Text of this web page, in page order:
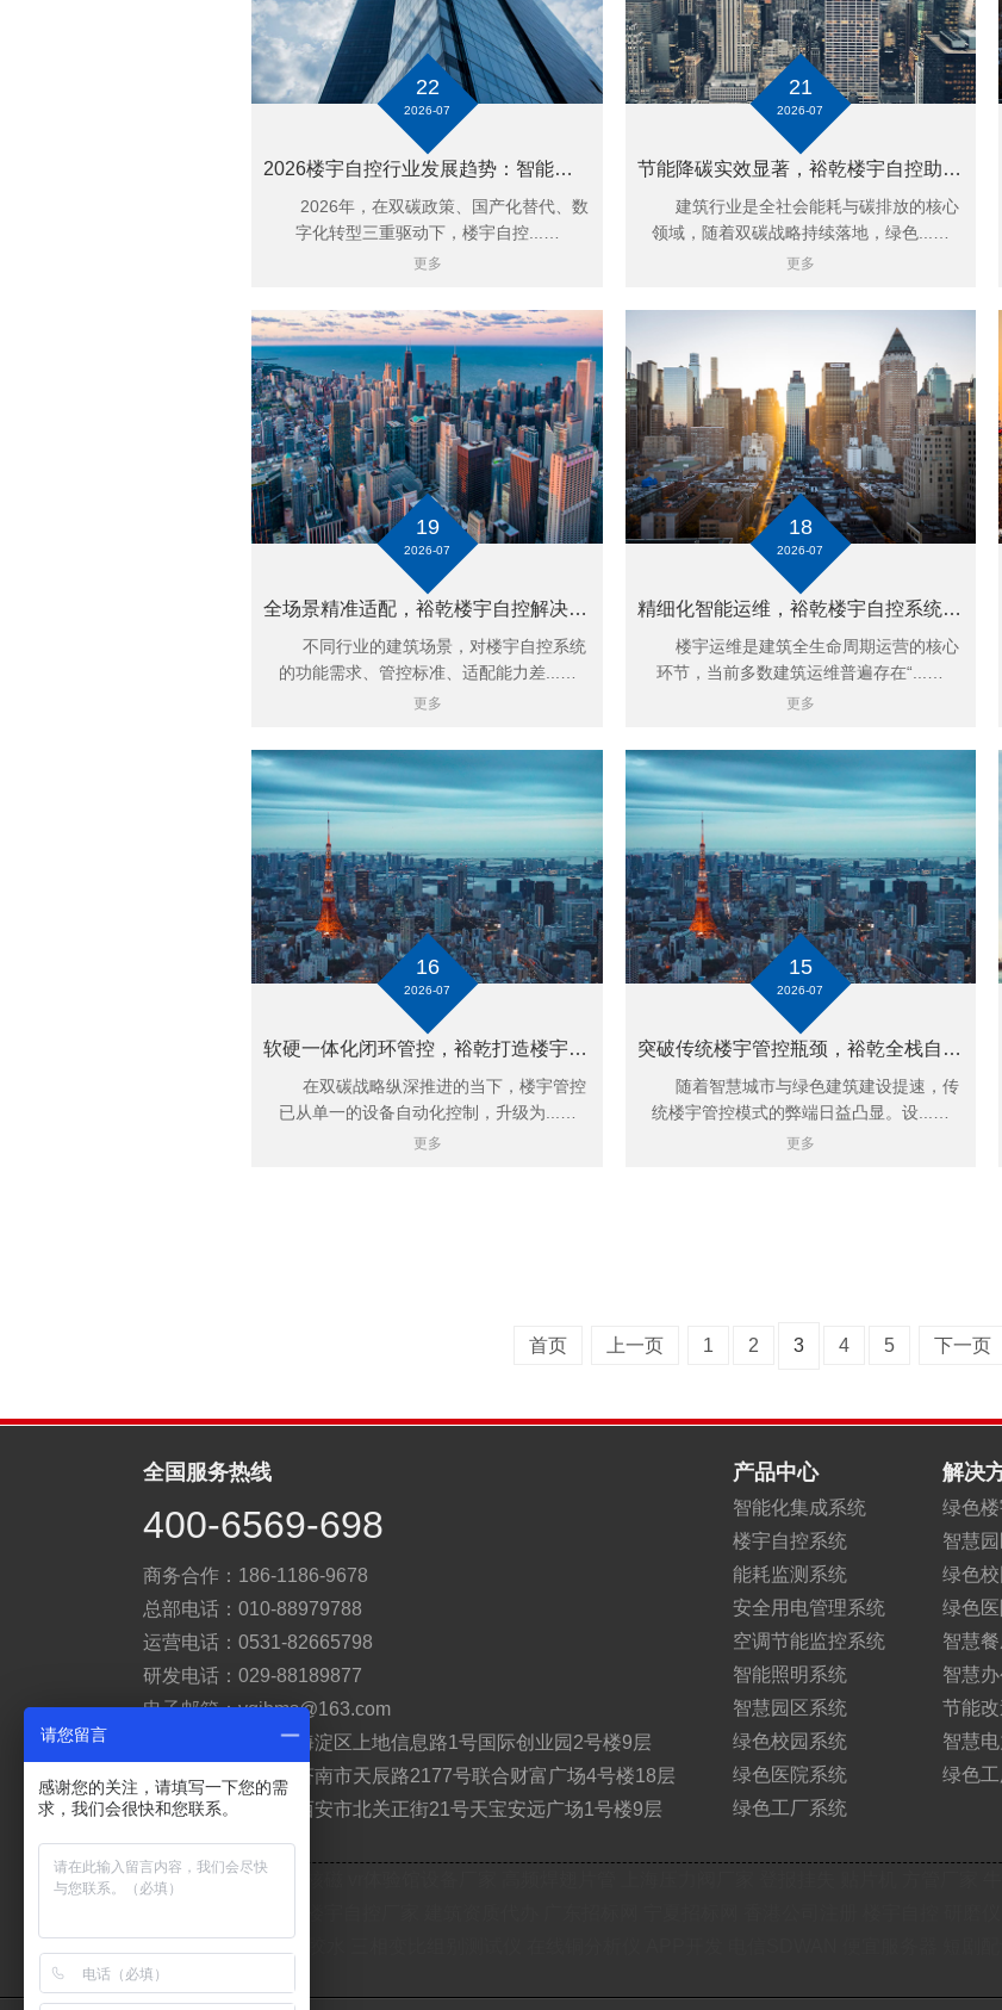
2026楼宇自控行业发展趋势：智能化深度迭代，裕乾引领行业高质量发展
2026年，在双碳政策、国产化替代、数
字化转型三重驱动下，楼宇自控...…
更多
22
2026-07
节能降碳实效显著，裕乾楼宇自控助力建筑绿色低碳转型
建筑行业是全社会能耗与碳排放的核心
领域，随着双碳战略持续落地，绿色...…
更多
21
2026-07
全场景精准适配，裕乾楼宇自控解决方案赋能多行业智慧升级
不同行业的建筑场景，对楼宇自控系统
的功能需求、管控标准、适配能力差...…
更多
19
2026-07
精细化智能运维，裕乾楼宇自控系统破解楼宇运维效率难题
楼宇运维是建筑全生命周期运营的核心
环节，当前多数建筑运维普遍存在“...…
更多
18
2026-07
软硬一体化闭环管控，裕乾打造楼宇自控+能耗监测融合新范式
在双碳战略纵深推进的当下，楼宇管控
已从单一的设备自动化控制，升级为...…
更多
16
2026-07
突破传统楼宇管控瓶颈，裕乾全栈自研楼宇自控赋能智慧建筑升级
随着智慧城市与绿色建筑建设提速，传
统楼宇管控模式的弊端日益凸显。设...…
更多
15
2026-07
首页 上一页 1 2 3 4 5 下一页
全国服务热线
400-6569-698
商务合作：186-1186-9678
总部电话：010-88979788
运营电话：0531-82665798
研发电话：029-88189877
电子邮箱：yqibms@163.com
总部地址：北京市海淀区上地信息路1号国际创业园2号楼9层
运营地址：山东省济南市天辰路2177号联合财富广场4号楼18层
研发地址：陕西省西安市北关正街21号天宝安远广场1号楼9层
产品中心
智能化集成系统
楼宇自控系统
能耗监测系统
安全用电管理系统
空调节能监控系统
智能照明系统
智慧园区系统
绿色校园系统
绿色医院系统
绿色工厂系统
解决
绿色
智慧
绿色校
绿色
智慧
智慧
节能
智慧电
绿色
友情链接： 楼宇自控
北京防火门厂家
请您留言
感谢您的关注，请填写一下您的需
求，我们会很快和您联系。